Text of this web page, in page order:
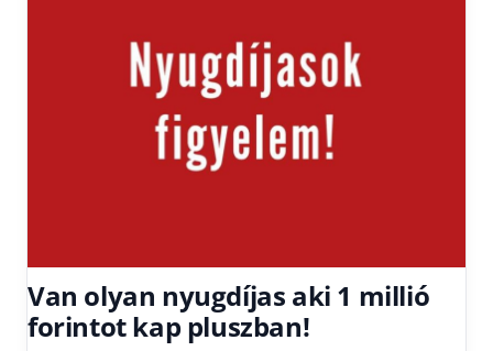
Van olyan nyugdíjas aki 1 millió
forintot kap pluszban!